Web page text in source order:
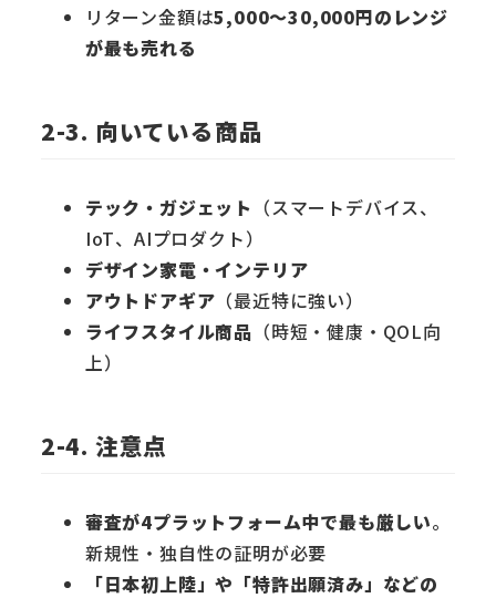
リターン金額は5,000〜30,000円のレンジ
が最も売れる
2-3. 向いている商品
テック・ガジェット （スマートデバイス、
IoT、AIプロダクト）
デザイン家電・インテリア
アウトドアギア （最近特に強い）
ライフスタイル商品 （時短・健康・QOL向
上）
2-4. 注意点
審査が4プラットフォーム中で最も厳しい。
新規性・独自性の証明が必要
「日本初上陸」や「特許出願済み」などの